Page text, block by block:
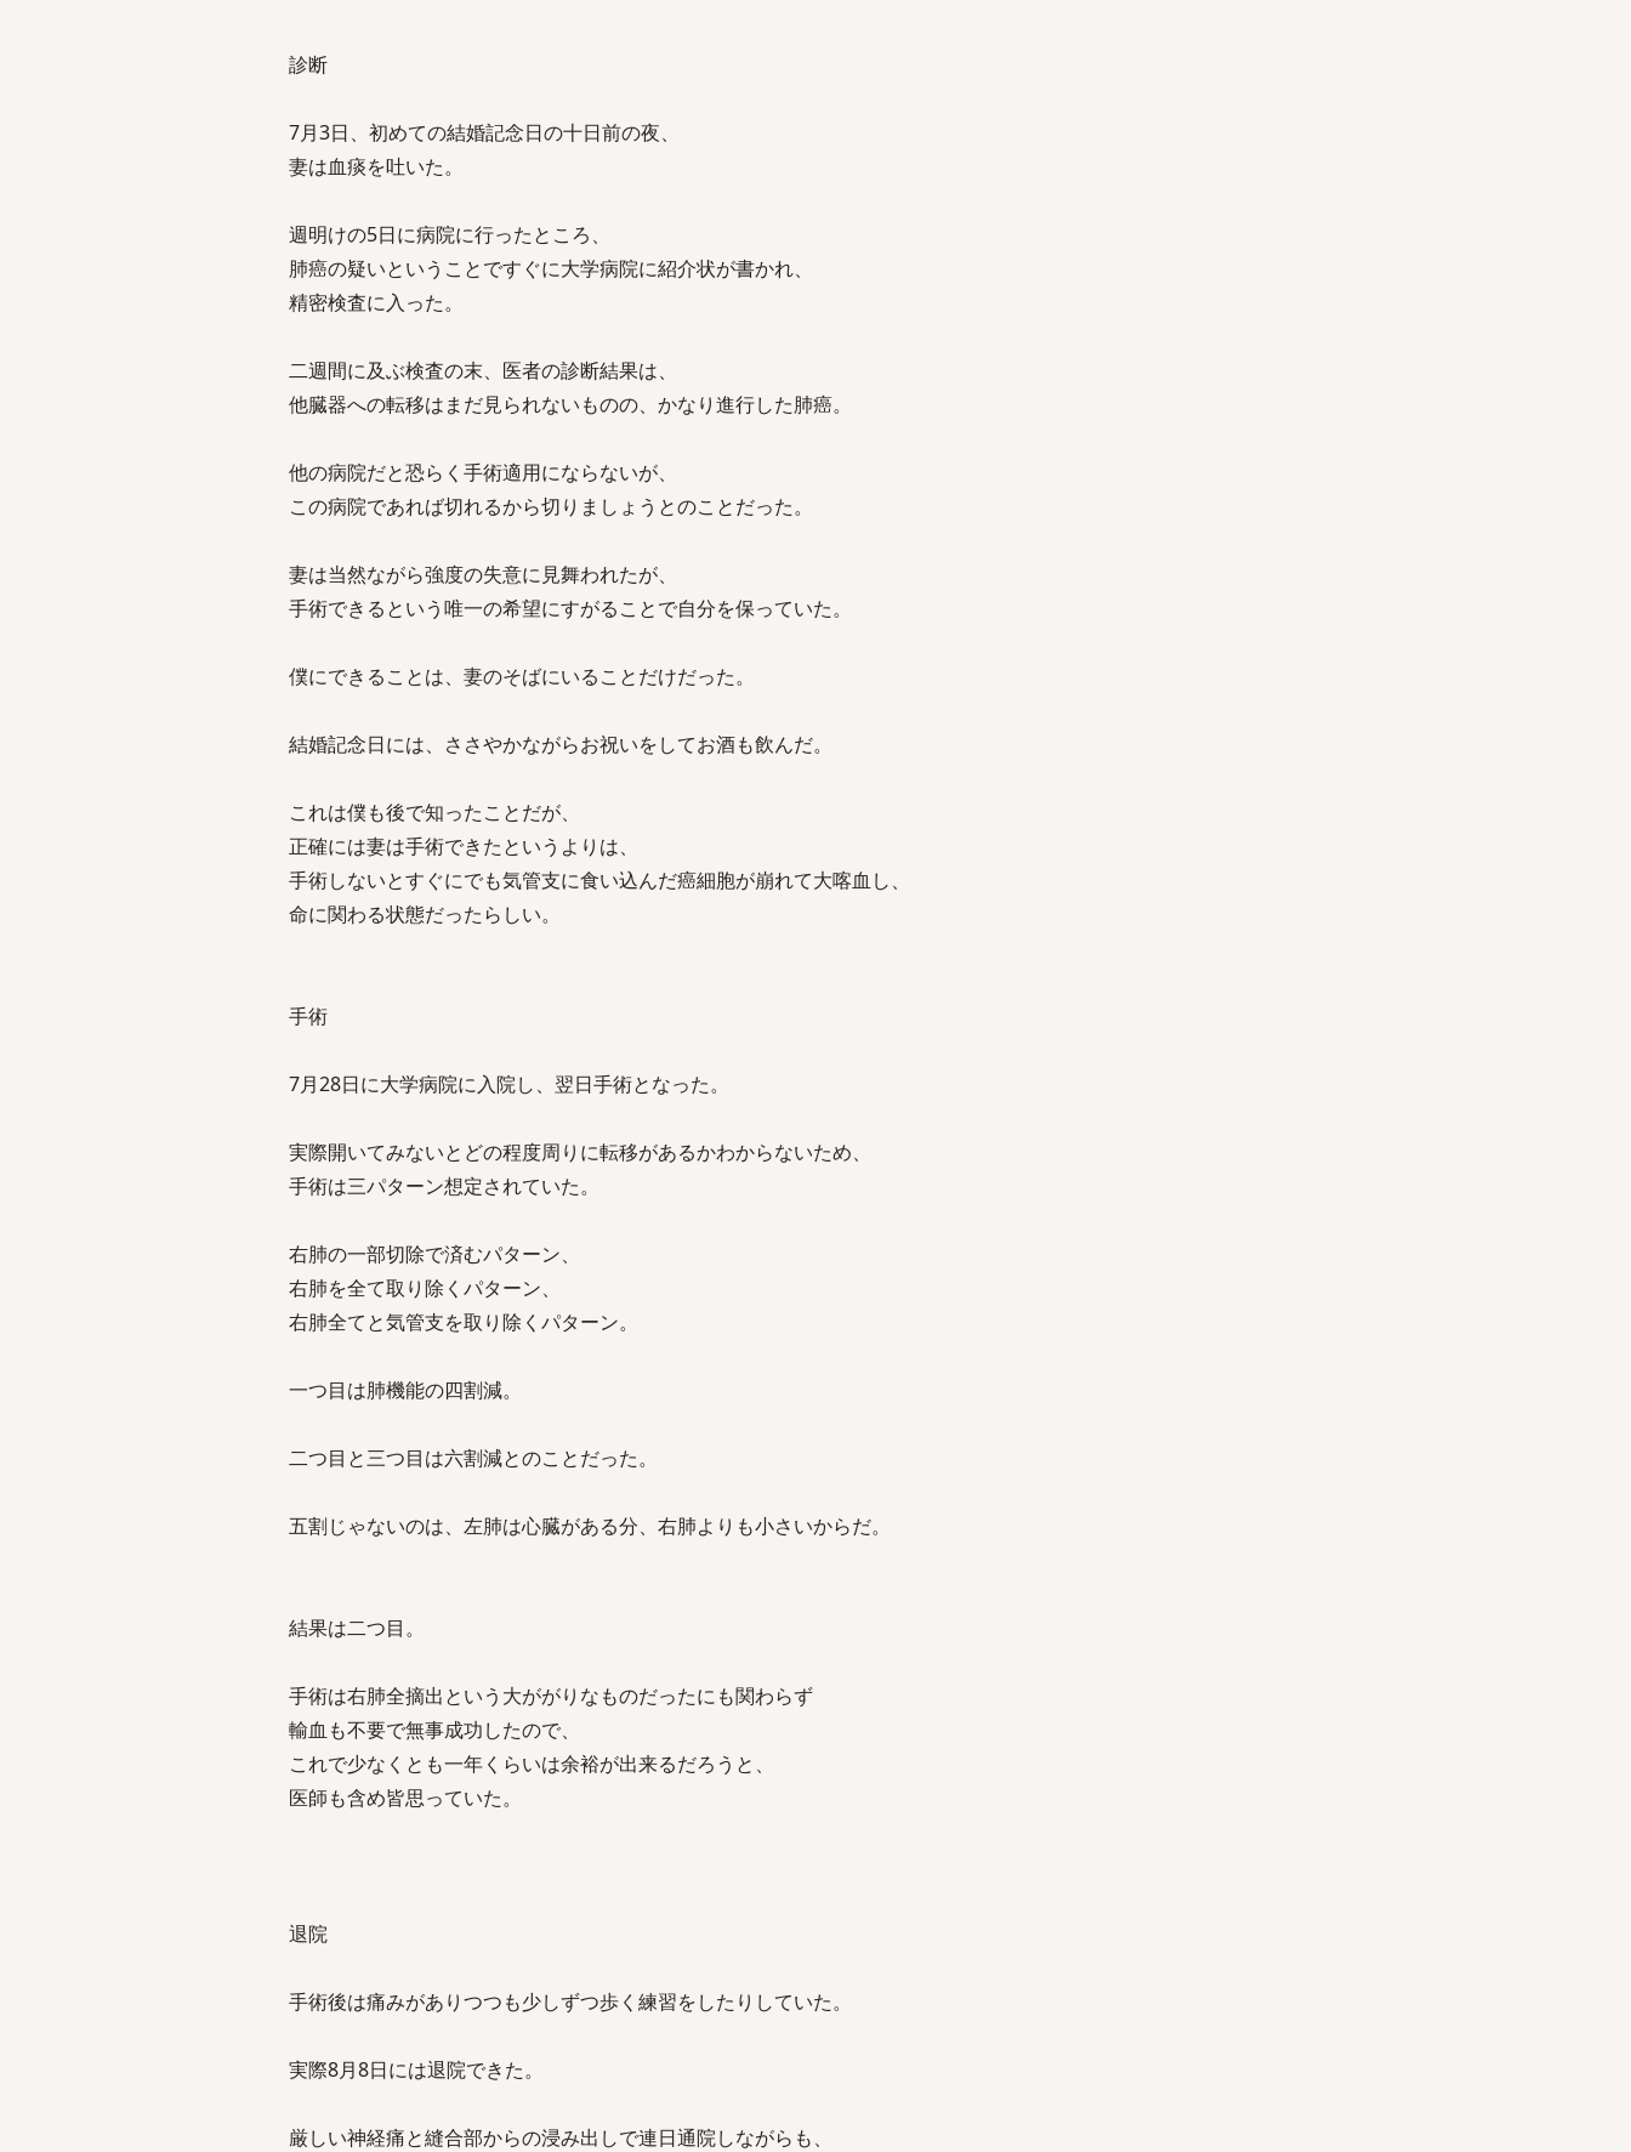
診断
7月3日、初めての結婚記念日の十日前の夜、
妻は血痰を吐いた。
週明けの5日に病院に行ったところ、
肺癌の疑いということですぐに大学病院に紹介状が書かれ、
精密検査に入った。
二週間に及ぶ検査の末、医者の診断結果は、
他臓器への転移はまだ見られないものの、かなり進行した肺癌。
他の病院だと恐らく手術適用にならないが、
この病院であれば切れるから切りましょうとのことだった。
妻は当然ながら強度の失意に見舞われたが、
手術できるという唯一の希望にすがることで自分を保っていた。
僕にできることは、妻のそばにいることだけだった。
結婚記念日には、ささやかながらお祝いをしてお酒も飲んだ。
これは僕も後で知ったことだが、
正確には妻は手術できたというよりは、
手術しないとすぐにでも気管支に食い込んだ癌細胞が崩れて大喀血し、
命に関わる状態だったらしい。
手術
7月28日に大学病院に入院し、翌日手術となった。
実際開いてみないとどの程度周りに転移があるかわからないため、
手術は三パターン想定されていた。
右肺の一部切除で済むパターン、
右肺を全て取り除くパターン、
右肺全てと気管支を取り除くパターン。
一つ目は肺機能の四割減。
二つ目と三つ目は六割減とのことだった。
五割じゃないのは、左肺は心臓がある分、右肺よりも小さいからだ。
結果は二つ目。
手術は右肺全摘出という大ががりなものだったにも関わらず
輸血も不要で無事成功したので、
これで少なくとも一年くらいは余裕が出来るだろうと、
医師も含め皆思っていた。
退院
手術後は痛みがありつつも少しずつ歩く練習をしたりしていた。
実際8月8日には退院できた。
厳しい神経痛と縫合部からの浸み出しで連日通院しながらも、